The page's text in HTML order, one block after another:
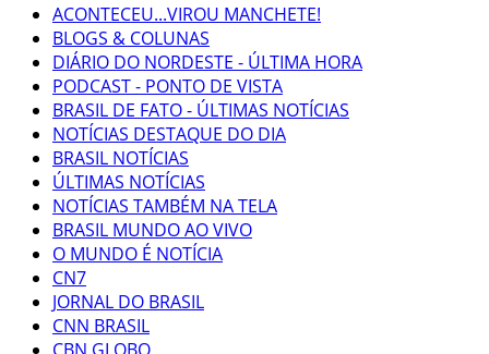
ACONTECEU...VIROU MANCHETE!
BLOGS & COLUNAS
DIÁRIO DO NORDESTE - ÚLTIMA HORA
PODCAST - PONTO DE VISTA
BRASIL DE FATO - ÚLTIMAS NOTÍCIAS
NOTÍCIAS DESTAQUE DO DIA
BRASIL NOTÍCIAS
ÚLTIMAS NOTÍCIAS
NOTÍCIAS TAMBÉM NA TELA
BRASIL MUNDO AO VIVO
O MUNDO É NOTÍCIA
CN7
JORNAL DO BRASIL
CNN BRASIL
CBN GLOBO